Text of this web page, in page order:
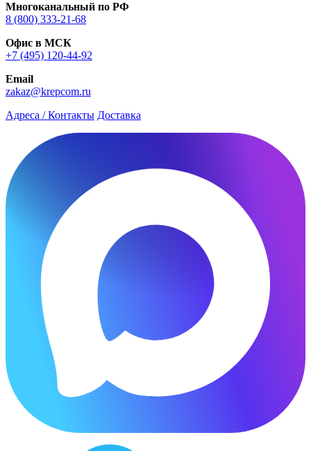
Многоканальный по РФ
8 (800) 333‑21-68
Офис в МСК
+7 (495) 120-44-92
Email
zakaz@krepcom.ru
Адреса / Контакты Доставка